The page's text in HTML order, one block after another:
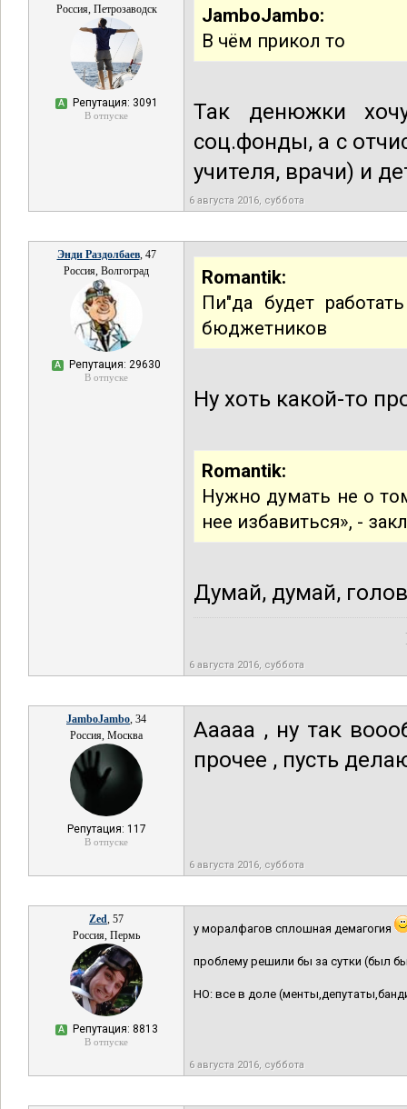
Россия, Петрозаводск
А Репутация: 3091
В отпуске
JamboJambo:
В чём прикол то
Так денюжки
соц.фонды, а с
учителя, врачи) и
6 августа 2016, суббота
Энди Раздолбаев, 47
Россия, Волгоград
А Репутация: 29630
В отпуске
Romantik:
Пи"да будет
бюджетников
Ну хоть какой-то
Romantik:
Нужно думать не о
нее избавиться», -
Думай, думай,
6 августа 2016, суббота
JamboJambo, 34
Россия, Москва
Репутация: 117
В отпуске
Ааааа , ну так
прочее , пусть
6 августа 2016, суббота
Zed, 57
Россия, Пермь
А Репутация: 8813
В отпуске
у моралфагов сплошная демагогия
проблему решили бы за сутки (был
НО: все в доле
6 августа 2016, суббота